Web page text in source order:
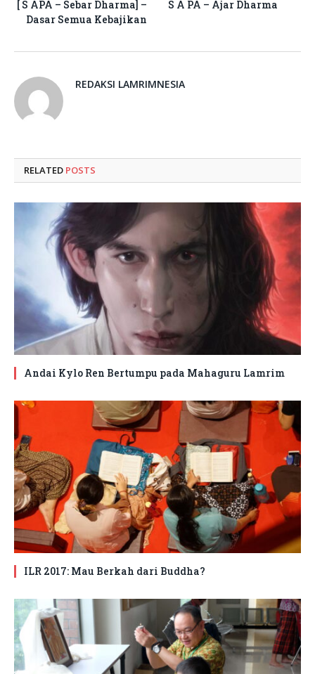
[ S APA – Sebar Dharma] –
Dasar Semua Kebajikan
S A PA – Ajar Dharma
REDAKSI LAMRIMNESIA
RELATED POSTS
Andai Kylo Ren Bertumpu pada Mahaguru Lamrim
ILR 2017: Mau Berkah dari Buddha?